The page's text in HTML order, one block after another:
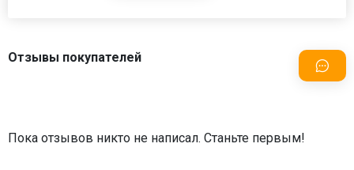
Отзывы покупателей
Пока отзывов никто не написал. Станьте первым!